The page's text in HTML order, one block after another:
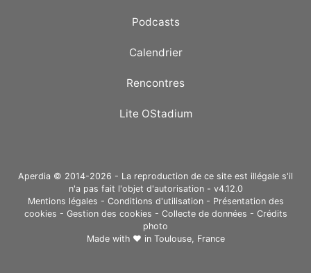
Podcasts
Calendrier
Rencontres
Lite OStadium
Aperdia © 2014-2026 - La reproduction de ce site est illégale s'il
n'a pas fait l'objet d'autorisation - v4.12.0
Mentions légales - Conditions d'utilisation- Présentation des
cookies - Gestion des cookies - Collecte de données - Crédits
photo
Made with ❤ in Toulouse, France